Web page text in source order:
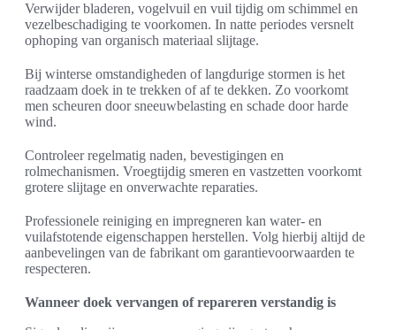
Verwijder bladeren, vogelvuil en vuil tijdig om schimmel en
vezelbeschadiging te voorkomen. In natte periodes versnelt
ophoping van organisch materiaal slijtage.
Bij winterse omstandigheden of langdurige stormen is het
raadzaam doek in te trekken of af te dekken. Zo voorkomt
men scheuren door sneeuwbelasting en schade door harde
wind.
Controleer regelmatig naden, bevestigingen en
rolmechanismen. Vroegtijdig smeren en vastzetten voorkomt
grotere slijtage en onverwachte reparaties.
Professionele reiniging en impregneren kan water- en
vuilafstotende eigenschappen herstellen. Volg hierbij altijd de
aanbevelingen van de fabrikant om garantievoorwaarden te
respecteren.
Wanneer doek vervangen of repareren verstandig is